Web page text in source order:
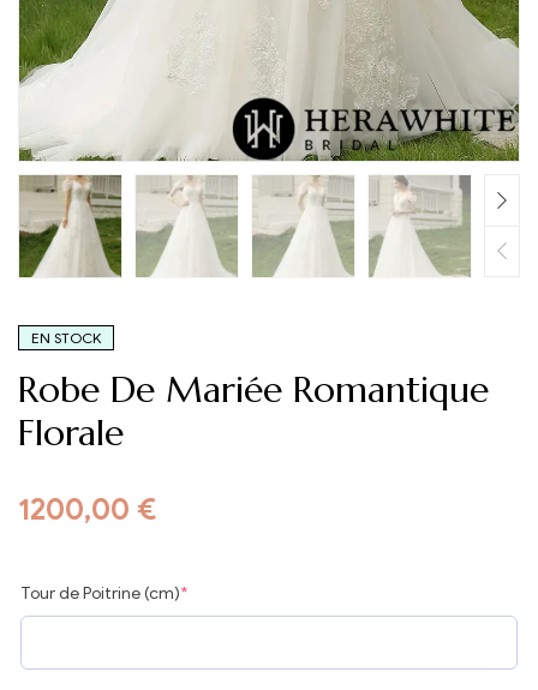
EN STOCK
Robe De Mariée Romantique
Florale
1200,00 €
Tour de Poitrine (cm)*